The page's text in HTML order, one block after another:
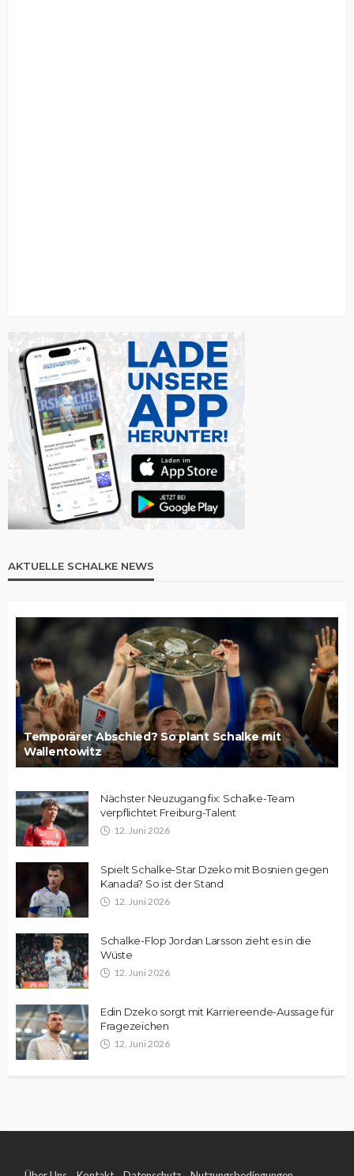
AKTUELLE SCHALKE NEWS
Temporärer Abschied? So plant Schalke mit
Wallentowitz
Nächster Neuzugang fix: Schalke-Team
verpflichtet Freiburg-Talent
12. Juni 2026
Spielt Schalke-Star Dzeko mit Bosnien gegen
Kanada? So ist der Stand
12. Juni 2026
Schalke-Flop Jordan Larsson zieht es in die
Wüste
12. Juni 2026
Edin Dzeko sorgt mit Karriereende-Aussage für
Fragezeichen
12. Juni 2026